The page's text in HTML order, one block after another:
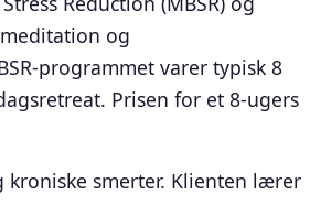
og
programmet varer typisk 8
Prisen for et 8-ugers
kroniske smerter. Klienten lærer